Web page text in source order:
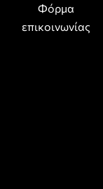
Φόρμα
επικοινωνίας